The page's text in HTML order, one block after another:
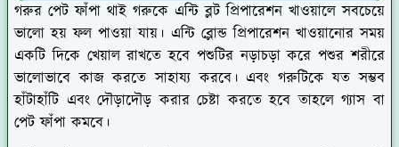
গরুর পেট ফাঁপা থাই গরুকে এন্টি ব্লট প্রিপারেশন খাওয়ালে সবচেয়ে
ভালো হয় ফল পাওয়া যায়। এন্টি ব্লোন্ড প্রিপারেশন খাওয়ানোর সময়
একটি দিকে খেয়াল রাখতে হবে পশুটির নড়াচড়া করে পশুর শরীরে
ভালোভাবে কাজ করতে সাহায্য করবে। এবং গরুটিকে যত সম্ভব
হাঁটাহাঁটি এবং দৌড়াদৌড় করার চেষ্টা করতে হবে তাহলে গ্যাস বা
পেট ফাঁপা কমবে।